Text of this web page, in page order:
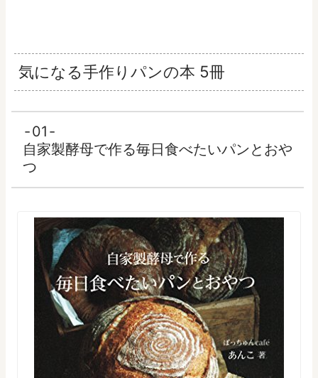
気になる手作りパンの本 5冊
01
自家製酵母で作る毎日食べたいパンとおや
つ